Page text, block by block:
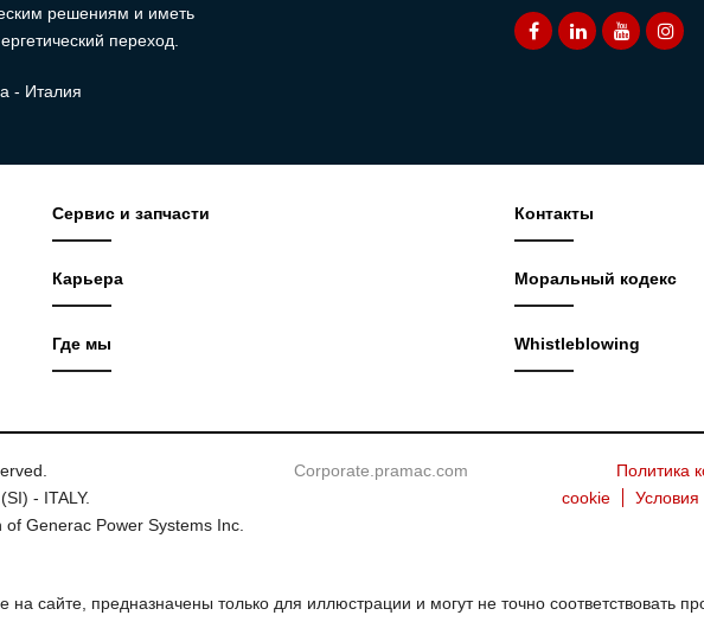
решениям и иметь
переход.
- Италия
Сервис и запчасти
Карьера
Где мы
Контакты
Моральный кодекс
Whistleblowing
- ITALY.
Generac Power Systems Inc.
Corporate.pramac.com Политика
cookie
Условия
сайте, предназначены только для иллюстрации и могут не точно соответствовать